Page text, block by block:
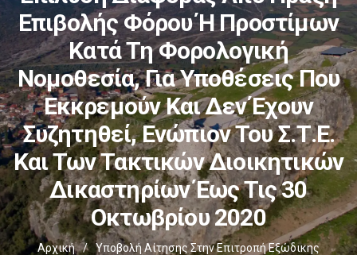
Επιβολής Φόρου Ή Προστίμων
Κατά Τη Φορολογική
Νομοθεσία, Για Υποθέσεις Που
Εκκρεμούν Και Δεν Έχουν
Συζητηθεί, Ενώπιον Του Σ.τ.Ε.
Και Των Τακτικών Διοικητικών
Δικαστηρίων Έως Τις 30
Οκτωβρίου 2020
Αρχική /
Υποβολή Αίτησης Στην Επιτροπή Εξώδικης